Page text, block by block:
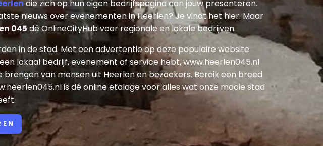
die zich op hun eigen bedrijfspagina aan jouw presenteren.
nieuws over evenementen in Heerlen? Je vindt het hier. Maar
045 dé OnlineCityHub voor regionale en lokale bedrijven.
in de stad. Met een advertentie op deze populaire website
lokaal bedrijf, evenement of service hebt, www.heerlen045.nl
van mensen uit Heerlen en bezoekers. Bereik een breed
is dé online etalage voor alles wat onze mooie stad